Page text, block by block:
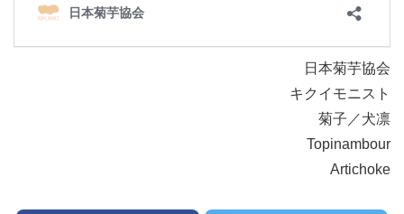
日本菊芋協会
キクイモニスト
菊子／犬凛
Topinambour
Artichoke